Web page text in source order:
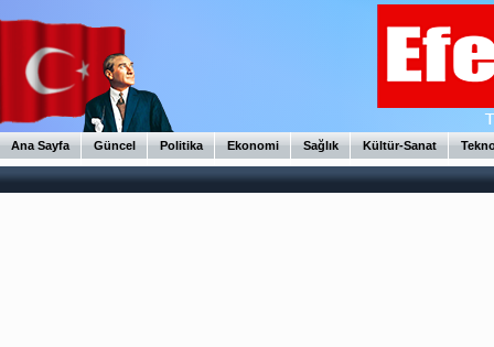
Ana Sayfa Güncel Politika Ekonomi Sağlık Kültür-Sanat